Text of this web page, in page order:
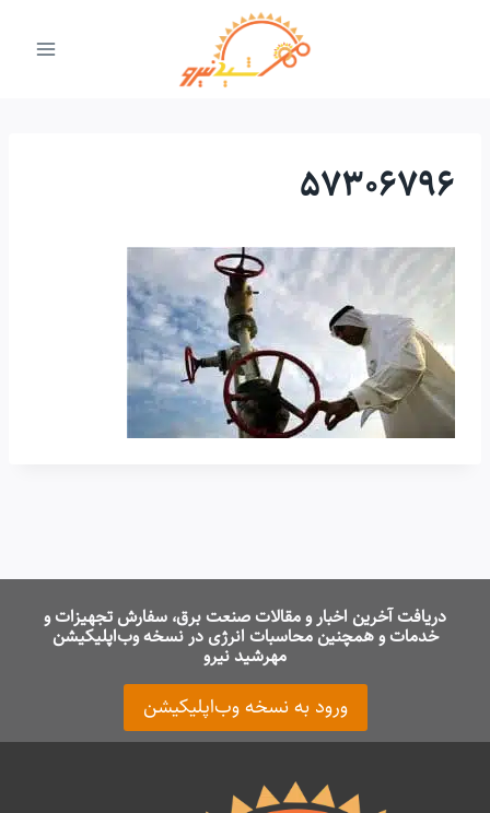
57306796
دریافت آخرین اخبار و مقالات صنعت برق، سفارش تجهیزات و
خدمات و همچنین محاسبات انرژی در نسخه وب‌اپلیکیشن
مهرشید نیرو
ورود به نسخه وب‌اپلیکیشن